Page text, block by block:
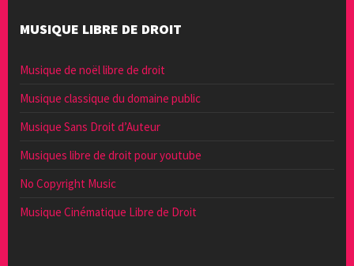
MUSIQUE LIBRE DE DROIT
Musique de noël libre de droit
Musique classique du domaine public
Musique Sans Droit d’Auteur
Musiques libre de droit pour youtube
No Copyright Music
Musique Cinématique Libre de Droit